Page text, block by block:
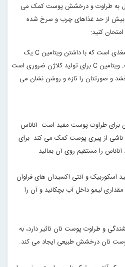
به طراوت و درخشش پوست کمک می
از حد غذاهای چرب و سرخ شده
کنید:
است که با داشتن ویتامینC یک
Cبرای تولید کلاژن ضروری است
و صورتتان را تازه و روشن نشان می
برای طراوت پوست مفید است. آناناس
ناشی از پیری پوست کمک می کند. برای
را مستقیم روی آن بمالید.
اسکوربیک و آنتی اکسیدان های فراوان
لیمو داخل آب بچکانید و آن را
و طراوت پوست تان تاثیر دارد، به
پوست تان درخشش طبیعی ایجاد می کند.